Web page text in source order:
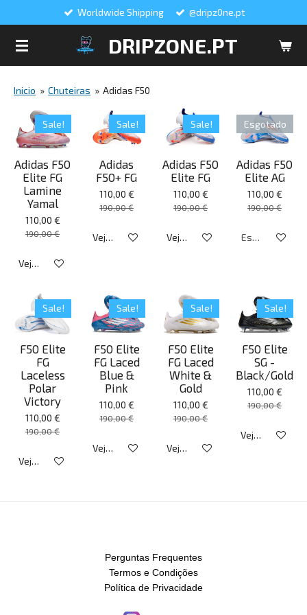
DRIPZONE.PT
Worldwide Shipping @dripz0ne.pt
Inicio » Chuteiras » Adidas F50
Sale!
Adidas F50
Elite FG
Lamine
Yamal
110,00 €
190,00 €
Veja detalhes
Sale!
Adidas
F50+ FG
110,00 €
190,00 €
Veja detalhes
Sale!
Adidas F50
Elite FG
110,00 €
190,00 €
Veja detalhes
Esgotado
Adidas F50
Elite AG
110,00 €
190,00 €
Esgotado
Sale!
F50 Elite
FG
Laceless
Polar
Victory
110,00 €
190,00 €
Veja detalhes
Sale!
F50 Elite
FG Laced
Blue &
Pink
110,00 €
190,00 €
Veja detalhes
Sale!
F50 Elite
FG Laced
White &
Gold
110,00 €
190,00 €
Veja detalhes
Sale!
F50 Elite
SG -
Black/Gold
110,00 €
190,00 €
Veja detalhes
Perguntas Frequentes
Termos e Condições
Política de Privacidade